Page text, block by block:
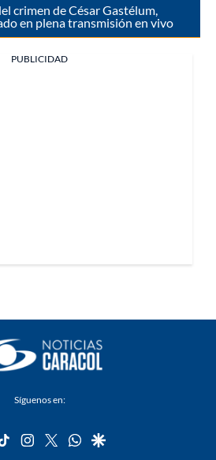
crimen de César Gastélum,
en plena transmisión en vivo
PUBLICIDAD
Síguenos en:
tiktok instagram
twitterwhatsapp
google